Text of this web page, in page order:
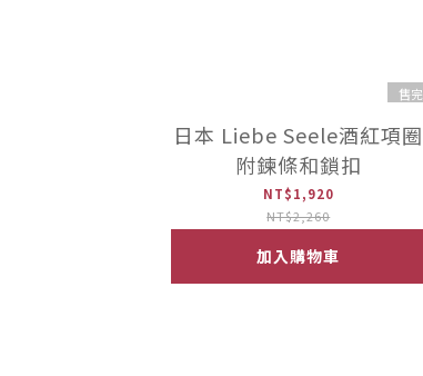
售完
日本 Liebe Seele酒紅項圈
附鍊條和鎖扣
NT$1,920
NT$2,260
加入購物車